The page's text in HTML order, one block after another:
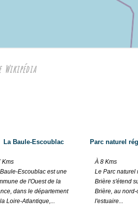
actual campsite, they also acquired a
but they are progressively replaced by
are names making both children and
his camp with a unique style.
especially thanks to the
etc. Grooming, feeding and riding are
Wikipédia
La Baule-Escoublac
Kms
Escoublac est une
de l'Ouest de la
dans le département
Loire-Atlantique,...
Parc naturel
À 8 Kms
Le Parc naturel
Brière s'étend
Brière, au nord-
l'estuaire...